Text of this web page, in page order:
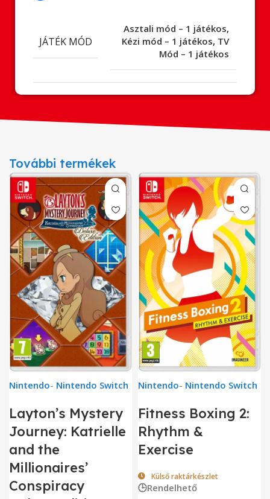
JÁTÉK MÓD
Asztali mód – 1 játékos,
Kézi mód – 1 játékos, TV
Mód – 1 játékos
További termékek
Nintendo- Nintendo Switch
Layton’s Mystery
Journey: Katrielle
and the
Millionaires’
Conspiracy
Nintendo- Nintendo Switch
Fitness Boxing 2:
Rhythm &
Exercise
Külső raktárkészlet
🕒Rendelhető